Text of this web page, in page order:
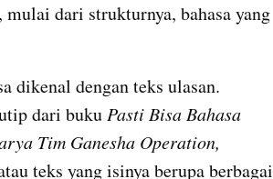
dari strukturnya, bahasa yang
dikenal dengan teks ulasan.
dari buku Pasti Bisa Bahasa
Tim Ganesha Operation,
teks yang isinya berupa berbagai